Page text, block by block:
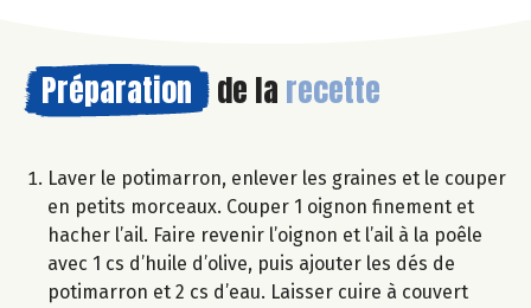
Préparation de la recette
Laver le potimarron, enlever les graines et le couper
en petits morceaux. Couper 1 oignon finement et
hacher l’ail. Faire revenir l’oignon et l’ail à la poêle
avec 1 cs d’huile d’olive, puis ajouter les dés de
potimarron et 2 cs d’eau. Laisser cuire à couvert